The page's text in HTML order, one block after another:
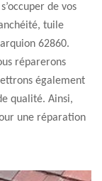
de vos
tuile
62860.
réparerons
également
qualité. Ainsi,
une réparation